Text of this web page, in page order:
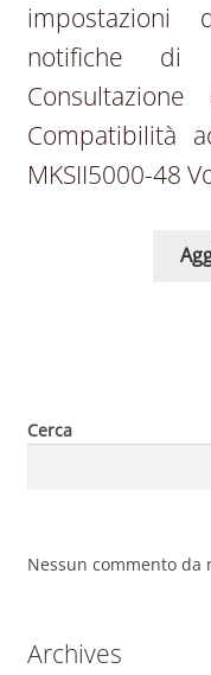
impostazioni
notifiche di
Compatibilità
MKSII5000-48
Cerca
Nessun commento da
Archives